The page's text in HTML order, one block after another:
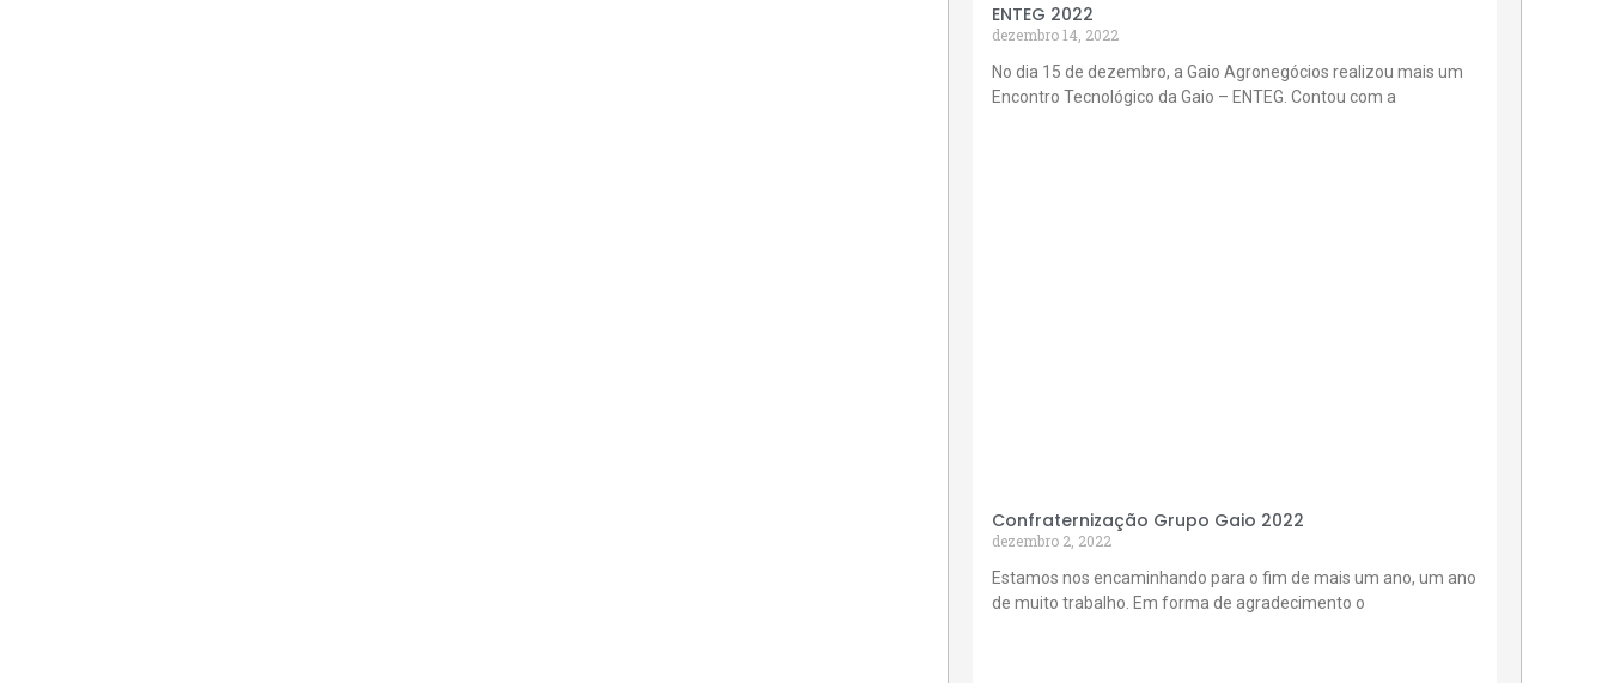
ENTEG 2022
dezembro 14, 2022
No dia 15 de dezembro, a Gaio Agronegócios realizou mais um
Encontro Tecnológico da Gaio – ENTEG. Contou com a
Confraternização Grupo Gaio 2022
dezembro 2, 2022
Estamos nos encaminhando para o fim de mais um ano, um ano
de muito trabalho. Em forma de agradecimento o